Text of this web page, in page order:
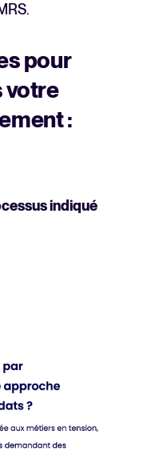
pour
votre
:
indiqué